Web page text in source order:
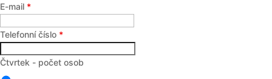
E-mail *
Telefonní číslo *
Čtvrtek - počet osob